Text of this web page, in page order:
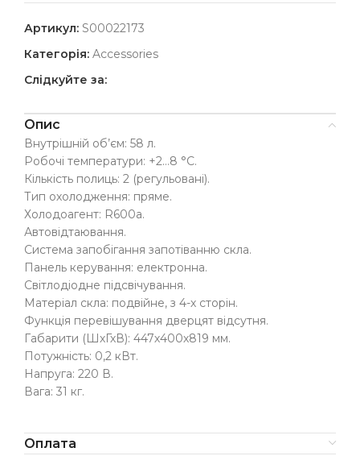
Артикул: S00022173
Категорія: Accessories
Слідкуйте за:
Опис
Внутрішній об’єм: 58 л.
Робочі температури: +2…8 °C.
Кількість полиць: 2 (регульовані).
Тип охолодження: пряме.
Холодоагент: R600a.
Автовідтаювання.
Система запобігання запотіванню скла.
Панель керування: електронна.
Світлодіодне підсвічування.
Матеріал скла: подвійне, з 4-х сторін.
Функція перевішування дверцят відсутня.
Габарити (ШхГхВ): 447х400х819 мм.
Потужність: 0,2 кВт.
Напруга: 220 В.
Вага: 31 кг.
Оплата